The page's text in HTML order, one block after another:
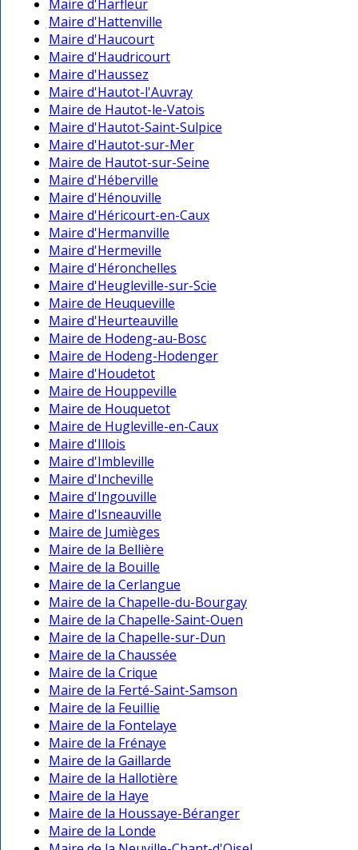
Maire d'Harfleur
Maire d'Hattenville
Maire d'Haucourt
Maire d'Haudricourt
Maire d'Haussez
Maire d'Hautot-l'Auvray
Maire de Hautot-le-Vatois
Maire d'Hautot-Saint-Sulpice
Maire d'Hautot-sur-Mer
Maire de Hautot-sur-Seine
Maire d'Héberville
Maire d'Hénouville
Maire d'Héricourt-en-Caux
Maire d'Hermanville
Maire d'Hermeville
Maire d'Héronchelles
Maire d'Heugleville-sur-Scie
Maire de Heuqueville
Maire d'Heurteauville
Maire de Hodeng-au-Bosc
Maire de Hodeng-Hodenger
Maire d'Houdetot
Maire de Houppeville
Maire de Houquetot
Maire de Hugleville-en-Caux
Maire d'Illois
Maire d'Imbleville
Maire d'Incheville
Maire d'Ingouville
Maire d'Isneauville
Maire de Jumièges
Maire de la Bellière
Maire de la Bouille
Maire de la Cerlangue
Maire de la Chapelle-du-Bourgay
Maire de la Chapelle-Saint-Ouen
Maire de la Chapelle-sur-Dun
Maire de la Chaussée
Maire de la Crique
Maire de la Ferté-Saint-Samson
Maire de la Feuillie
Maire de la Fontelaye
Maire de la Frénaye
Maire de la Gaillarde
Maire de la Hallotière
Maire de la Haye
Maire de la Houssaye-Béranger
Maire de la Londe